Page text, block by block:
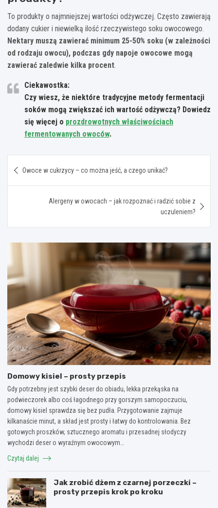
To produkty o najmniejszej wartości odżywczej. Często zawierają
dodany cukier i niewielką ilość rzeczywistego soku owocowego.
Nektary muszą zawierać minimum 25-50% soku (w zależności
od rodzaju owocu), podczas gdy napoje owocowe mogą
zawierać zaledwie kilka procent.
Ciekawostka:
Czy wiesz, że niektóre tradycyjne metody fermentacji
soków mogą zwiększać ich wartość odżywczą? Dowiedz
się więcej o prozdrowotnych właściwościach
fermentowanych owoców.
wpisu
Owoce w cukrzycy – co można jeść, a czego unikać?
Alergeny w owocach – jak rozpoznać i radzić sobie z
uczuleniem?
Domowy kisiel – prosty przepis
Gdy potrzebny jest szybki deser do obiadu, lekka przekąska na
podwieczorek albo coś łagodnego przy gorszym samopoczuciu,
domowy kisiel sprawdza się bez pudła. Przygotowanie zajmuje
kilkanaście minut, a skład jest prosty i łatwy do kontrolowania. Bez
gotowych proszków, sztucznego aromatu i przesadnej słodyczy
wychodzi deser o wyraźnym owocowym…
Czytaj dalej
Jak zrobić dżem z czarnej porzeczki –
prosty przepis krok po kroku